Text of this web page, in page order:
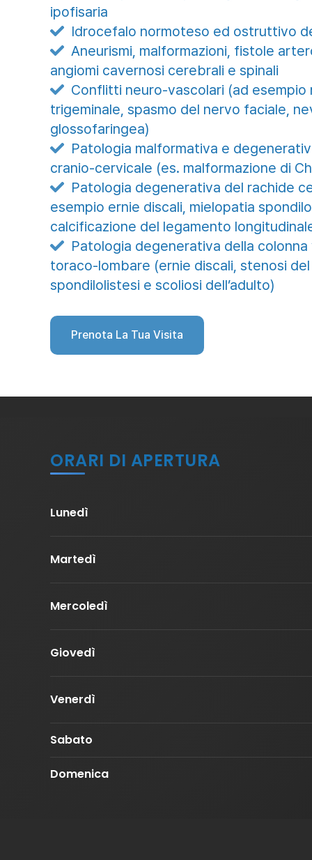
ipofisaria
 Idrocefalo normoteso ed ostruttivo
 Aneurismi, malformazioni, fistole
angiomi cavernosi cerebrali e spinali
 Conflitti neuro-vascolari (ad esempio
trigeminale, spasmo del nervo faciale,
glossofaringea)
 Patologia malformativa e
cranio-cervicale (es. malformazione di
 Patologia degenerativa del rachide
esempio ernie discali, mielopatia
calcificazione del legamento
 Patologia degenerativa della
toraco-lombare (ernie discali, stenosi
spondilolistesi e scoliosi dell’adulto)
Prenota La Tua Visita
ORARI DI APERTURA
Lunedì
Martedì
Mercoledì
Giovedì
Venerdì
Sabato
Domenica